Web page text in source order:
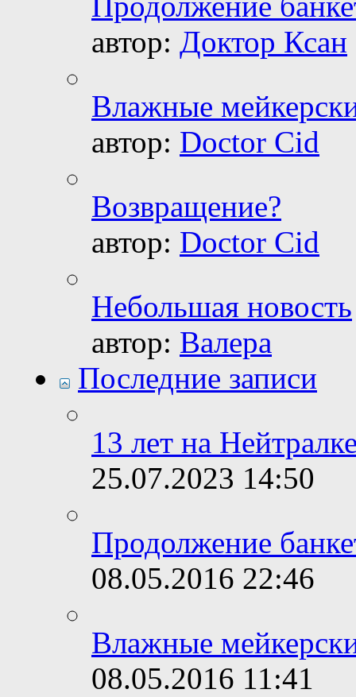
автор: Доктор Ксан
Влажные
автор: Doctor Cid
Возвращение?
автор: Doctor Cid
Небольшая новость
автор: Валера
Последние записи
13 лет на
25.07.2023 14:50
Продолжение
08.05.2016 22:46
Влажные
08.05.2016 11:41